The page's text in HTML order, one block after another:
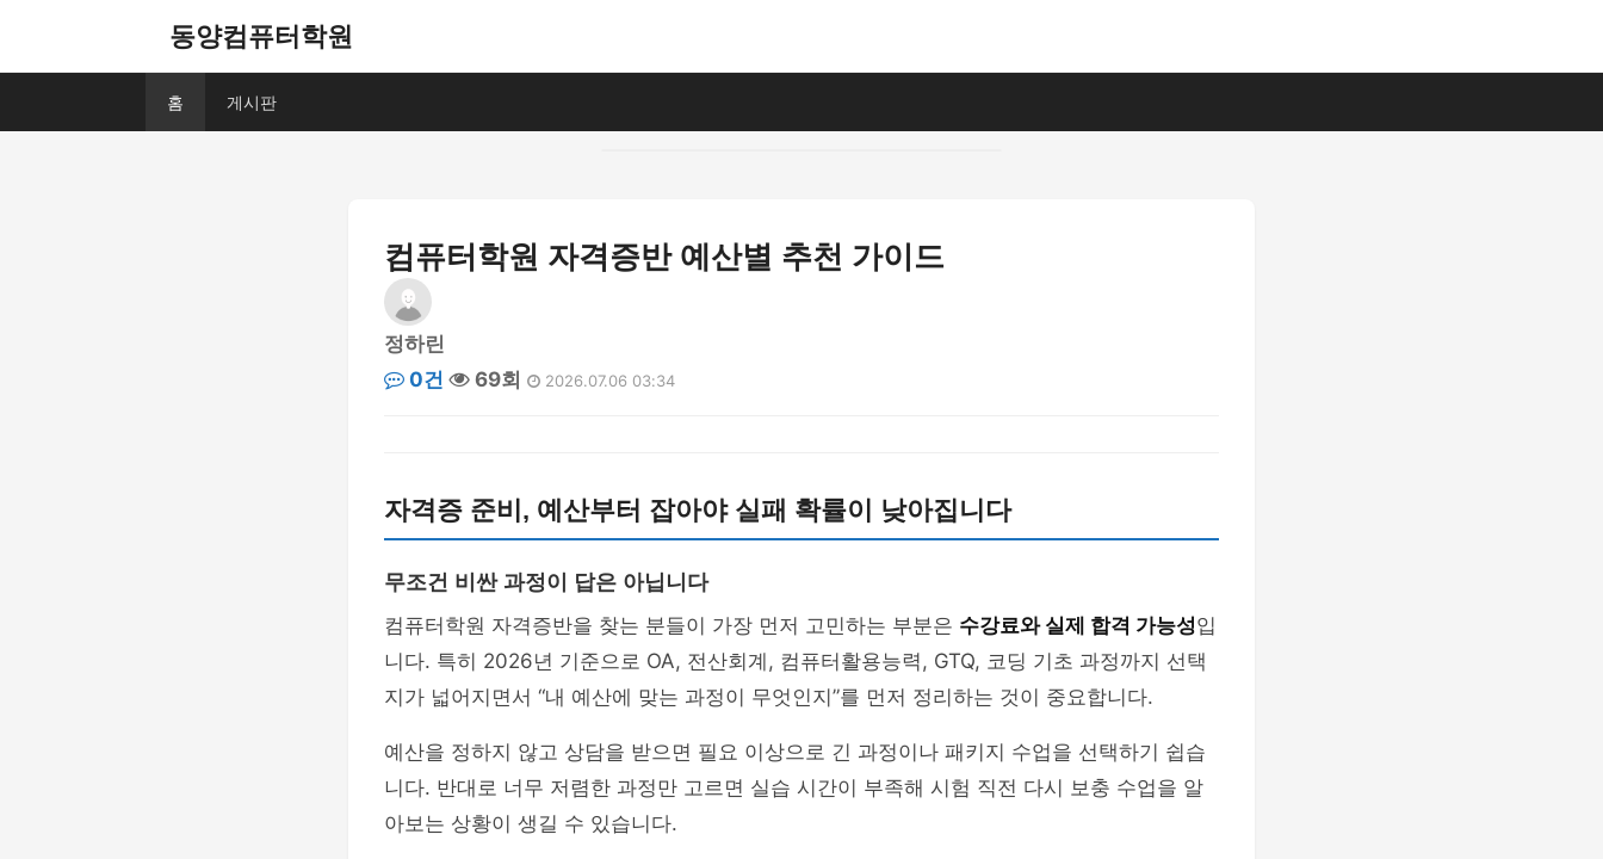
동양컴퓨터학원
홈 게시판
컴퓨터학원 자격증반 예산별 추천 가이드
정하린
0건
69회 2026.07.06 03:34
자격증 준비, 예산부터 잡아야 실패 확률이 낮아집니다
무조건 비싼 과정이 답은 아닙니다
컴퓨터학원 자격증반을 찾는 분들이 가장 먼저 고민하는 부분은 수강료와 실제 합격 가능성입
니다. 특히 2026년 기준으로 OA, 전산회계, 컴퓨터활용능력, GTQ, 코딩 기초 과정까지 선택
지가 넓어지면서 “내 예산에 맞는 과정이 무엇인지”를 먼저 정리하는 것이 중요합니다.
예산을 정하지 않고 상담을 받으면 필요 이상으로 긴 과정이나 패키지 수업을 선택하기 쉽습
니다. 반대로 너무 저렴한 과정만 고르면 실습 시간이 부족해 시험 직전 다시 보충 수업을 알
아보는 상황이 생길 수 있습니다.